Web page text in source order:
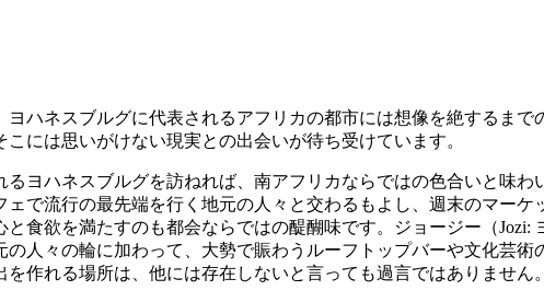
ハネスブルグに代表されるアフリカの都市には想像を絶するま
には思いがけない現実との出会いが待ち受けています。
ヨハネスブルグを訪ねれば、南アフリカならではの色合いと味
で流行の最先端を行く地元の人々と交わるもよし、週末のマー
食欲を満たすのも都会ならではの醍醐味です。ジョージー（
人々の輪に加わって、大勢で賑わうルーフトップバーや文化芸
作れる場所は、他には存在しないと言っても過言ではありません。